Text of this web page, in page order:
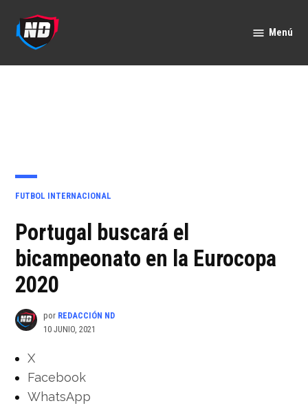
contenido
Menú
PUBLICADO
FUTBOL INTERNACIONAL
Portugal buscará el
bicampeonato en la Eurocopa
2020
por REDACCIÓN ND
10 JUNIO, 2021
X
Facebook
WhatsApp